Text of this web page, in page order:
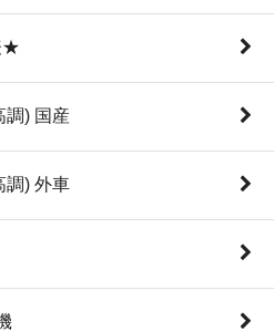
★
調) 国産
調) 外車